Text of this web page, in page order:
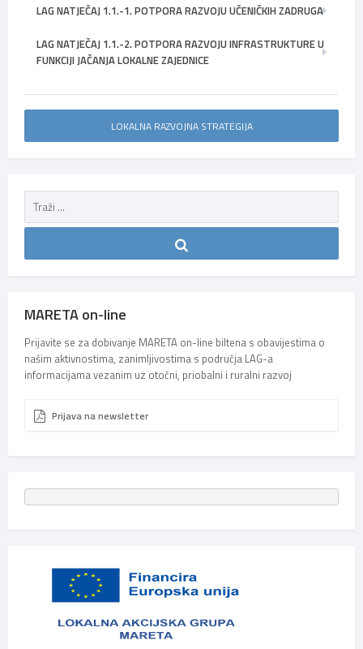
LAG NATJEČAJ 1.1.-1. POTPORA RAZVOJU UČENIČKIH ZADRUGA
LAG NATJEČAJ 1.1.-2. POTPORA RAZVOJU INFRASTRUKTURE U
FUNKCIJI JAČANJA LOKALNE ZAJEDNICE
LOKALNA RAZVOJNA STRATEGIJA
MARETA on-line
Prijavite se za dobivanje MARETA on-line biltena s obavijestima o
našim aktivnostima, zanimljivostima s područja LAG-a
informacijama vezanim uz otočni, priobalni i ruralni razvoj
Prijava na newsletter